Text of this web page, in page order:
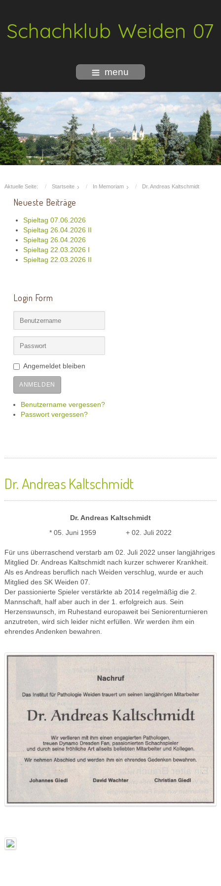
Schachklub Weiden 07
menu
Aktuelle Seite: Startseite In Memoriam Dr. Andreas Kaltschmidt
Neueste Beiträge
Spieltag 07.06.2026
Spieltag 26.04.2026 II
Spieltag 26.04.2026
Spieltag 22.03.2026 I
Spieltag 22.03.2026 II
Login Form
Angemeldet bleiben
ANMELDEN
Benutzername vergessen?
Passwort vergessen?
Dr. Andreas Kaltschmidt
Dr. Andreas Kaltschmidt
* 05. Juni 1959 + 02. Juli 2022
Für uns überraschend verstarb am 02. Juli 2022 unser langjähriges
Mitglied Dr. Andreas Kaltschmidt nach kurzer schwerer Krankheit.
Als es Andreas beruflich nach Weiden verschlug, wurde er auch
Mitglied des SK Weiden 07.
Der passionierte Spieler verstärkte ab 2014 regelmäßig die 2.
Mannschaft, half aber auch in der 1. erfolgreich aus. Sein
Herzenswunsch, im Ruhestand europaweit bei Seniorenturnieren
anzutreten, wird sich leider nicht erfüllen. Wir werden ihm ein
ehrendes Andenken bewahren.